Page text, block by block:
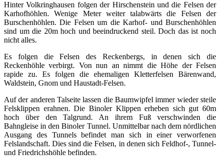
Hinter Volkringhausen folgen der Hirschenstein und die Felsen der
Karhofhöhlen. Wenige Meter weiter talabwärts die Felsen der
Burschenhöhlen. Die Felsen um die Karhof- und Burschenhöhlen
sind um die 20m hoch und beeindruckend steil. Doch das ist noch
nicht alles.
Es folgen die Felsen des Reckenbergs, in denen sich die
Reckenhöhle verbirgt. Von nun an nimmt die Höhe der Felsen
rapide zu. Es folgen die ehemaligen Kletterfelsen Bärenwand,
Waldstein, Gnom und Haustadt-Felsen.
Auf der anderen Talseite lassen die Baumwipfel immer wieder steile
Felsklippen erahnen. Die Binoler Klippen erheben sich gut 60m
hoch über den Talgrund. An ihrem Fuß verschwinden die
Bahngleise in den Binoler Tunnel. Unmittelbar nach dem nördlichen
Ausgang des Tunnels befindet man sich in einer verworfenen
Felslandschaft. Dies sind die Felsen, in denen sich Feldhof-, Tunnel-
und Friedrichshöhle befinden.